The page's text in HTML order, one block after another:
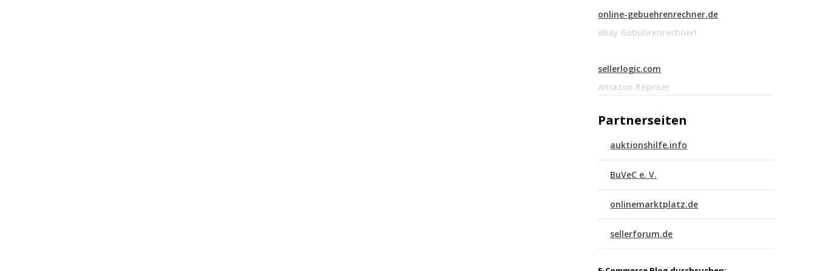
online-gebuehrenrechner.de
eBay Gebührenrechner!
sellerlogic.com
Amazon Repricer
Partnerseiten
auktionshilfe.info
BuVeC e. V.
onlinemarktplatz.de
sellerforum.de